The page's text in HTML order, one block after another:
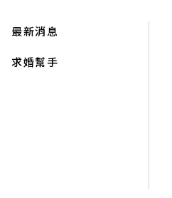
最新消息
求婚幫手